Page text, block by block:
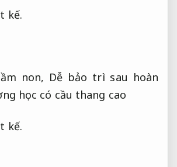
kế.
non, Dễ bảo trì sau hoàn
học có cầu thang cao
kế.